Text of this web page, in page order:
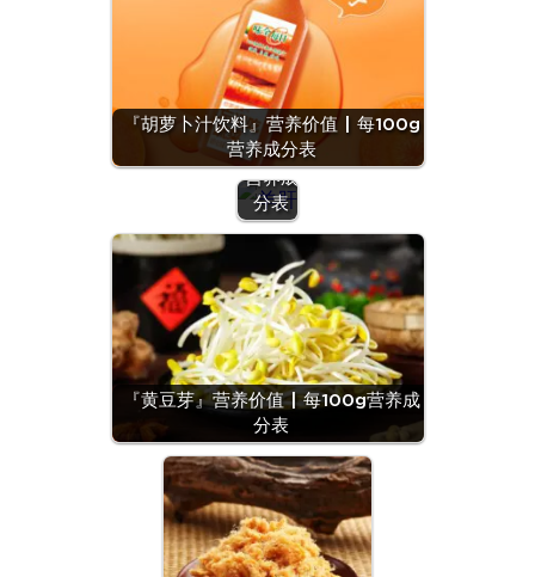
『胡萝卜汁饮料』营养价值 | 每100g
营养成分表
『羊
肝』营
养价值
| 每
100g
营养成
分表
『黄豆芽』营养价值 | 每100g营养成
分表